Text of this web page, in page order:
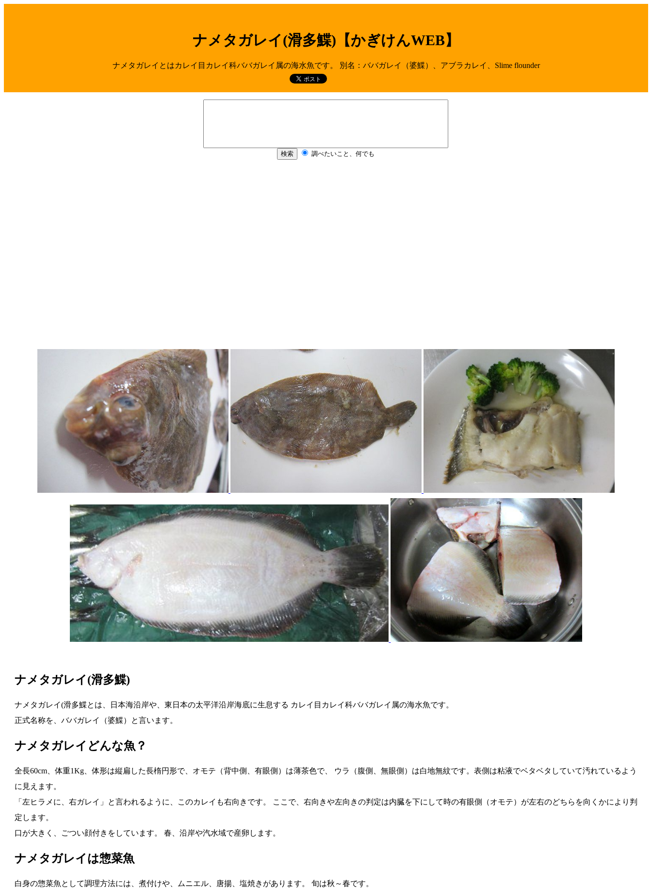
ナメタガレイ(滑多鰈)【かぎけんWEB】
ナメタガレイとはカレイ目カレイ科ババガレイ属の海水魚です。 別名：ババガレイ（婆鰈）、アブラカレイ、Slime flounder
ナメタガレイ(滑多鰈)
ナメタガレイ(滑多鰈とは、日本海沿岸や、東日本の太平洋沿岸海底に生息する カレイ目カレイ科ババガレイ属の海水魚です。
正式名称を、ババガレイ（婆鰈）と言います。
ナメタガレイどんな魚？
全長60cm、体重1Kg、体形は縦扁した長楕円形で、オモテ（背中側、有眼側）は薄茶色で、 ウラ（腹側、無眼側）は白地無紋です。表側は粘液でベタベタしていて汚れているよう
に見えます。
「左ヒラメに、右ガレイ」と言われるように、このカレイも右向きです。 ここで、右向きや左向きの判定は内臓を下にして時の有眼側（オモテ）が左右のどちらを向くかにより判
定します。
口が大きく、ごつい顔付きをしています。 春、沿岸や汽水域で産卵します。
ナメタガレイは惣菜魚
白身の惣菜魚として調理方法には、煮付けや、ムニエル、唐揚、塩焼きがあります。 旬は秋～春です。